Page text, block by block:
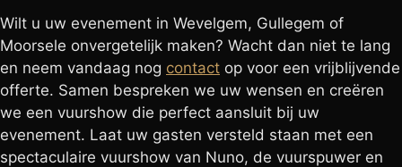
Wilt u uw evenement in Wevelgem, Gullegem of
Moorsele onvergetelijk maken? Wacht dan niet te lang
en neem vandaag nog contact op voor een vrijblijvende
offerte. Samen bespreken we uw wensen en creëren
we een vuurshow die perfect aansluit bij uw
evenement. Laat uw gasten versteld staan met een
spectaculaire vuurshow van Nuno, de vuurspuwer en